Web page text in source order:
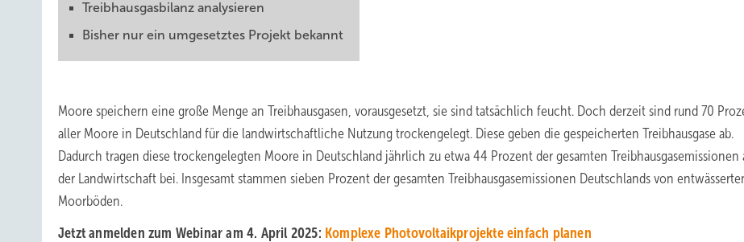
Treibhausgasbilanz analysieren
Bisher nur ein umgesetztes Projekt bekannt
Moore speichern eine große Menge an Treibhausgasen, vorausgesetzt, sie sind tatsächlich feucht. Doch derzeit sind rund 70
aller Moore in Deutschland für die landwirtschaftliche Nutzung trockengelegt. Diese geben die gespeicherten Treibhausgase ab.
Dadurch tragen diese trockengelegten Moore in Deutschland jährlich zu etwa 44 Prozent der gesamten Treibhausgasemissionen
der Landwirtschaft bei. Insgesamt stammen sieben Prozent der gesamten Treibhausgasemissionen Deutschlands von
Moorböden.
Jetzt anmelden zum Webinar am 4. April 2025: Komplexe Photovoltaikprojekte einfach planen